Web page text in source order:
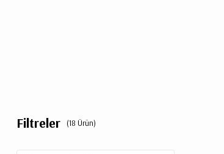
Filtreler (18 Ürün)